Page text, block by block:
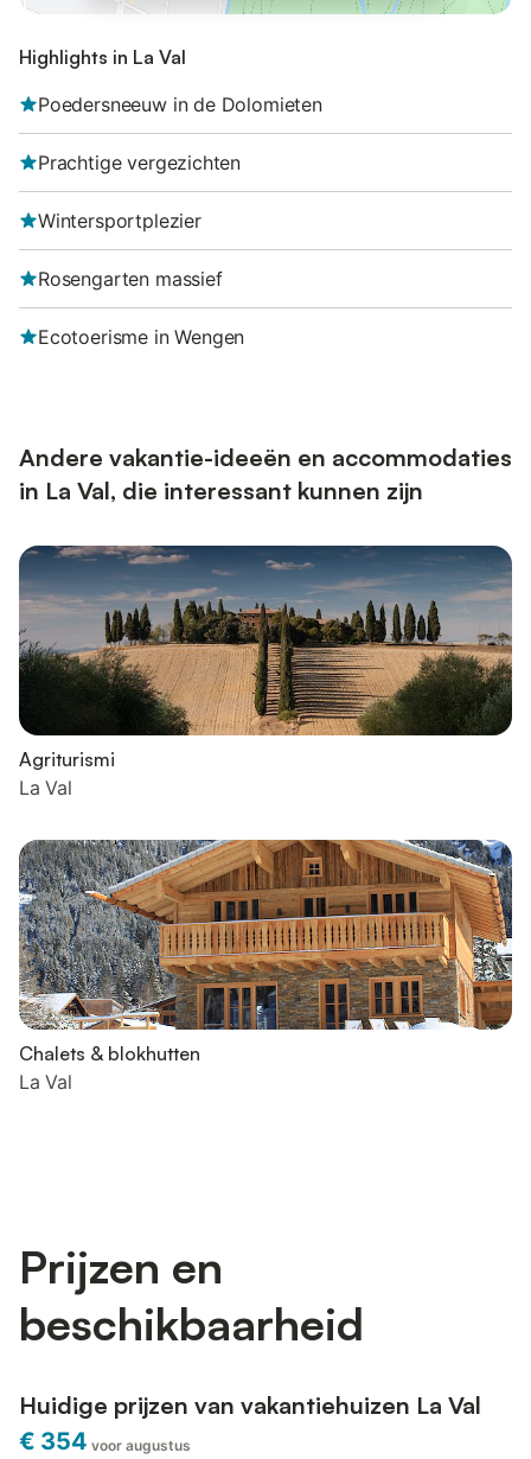
Highlights in La Val
Poedersneeuw in de Dolomieten
Prachtige vergezichten
Wintersportplezier
Rosengarten massief
Ecotoerisme in Wengen
Andere vakantie-ideeën en accommodaties
in La Val, die interessant kunnen zijn
Agriturismi
La Val
Chalets & blokhutten
La Val
Prijzen en
beschikbaarheid
Huidige prijzen van vakantiehuizen La Val
€ 354 voor augustus